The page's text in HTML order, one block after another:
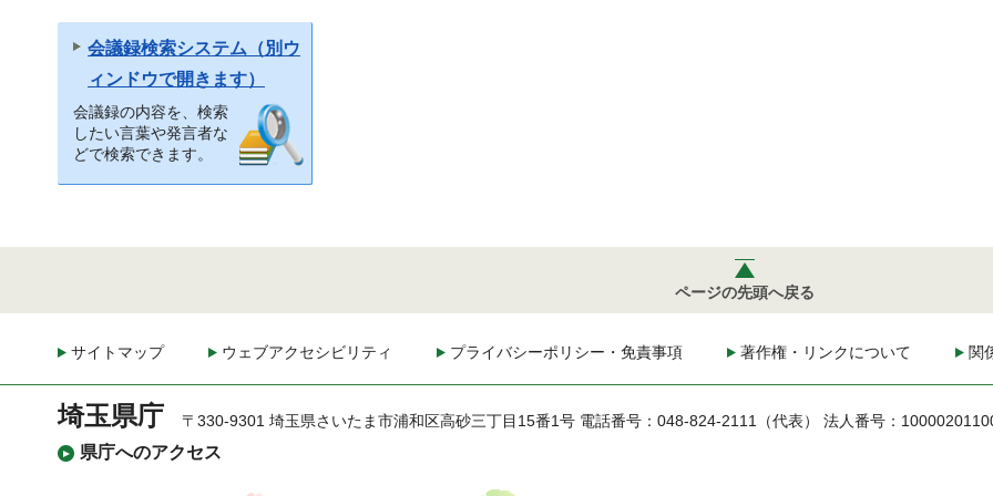
会議録検索システム（別ウ
ィンドウで開きます）
会議録の内容を、検索
したい言葉や発言者な
どで検索できます。
ページの先頭へ戻る
サイトマップ ウェブアクセシビリティ プライバシーポリシー・免責事項 著作権・リンクについて 関
埼玉県庁
県庁へのアクセス
〒330-9301 埼玉県さいたま市浦和区高砂三丁目15番1号 電話番号：048-824-2111（代表） 法人番号：